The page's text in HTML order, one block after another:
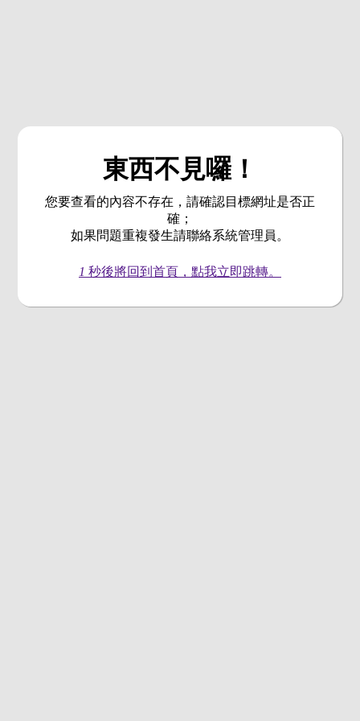
東西不見囉！
您要查看的內容不存在，請確認目標網址是否正
確；
如果問題重複發生請聯絡系統管理員。
1 秒後將回到首頁，點我立即跳轉。